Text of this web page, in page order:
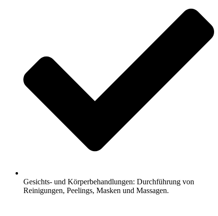
Gesichts- und Körperbehandlungen: Durchführung von
Reinigungen, Peelings, Masken und Massagen.